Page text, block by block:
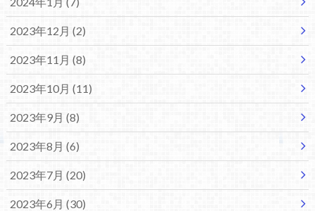
2023年12月 (2)
2023年11月 (8)
2023年10月 (11)
2023年9月 (8)
2023年8月 (6)
2023年7月 (20)
2023年6月 (30)